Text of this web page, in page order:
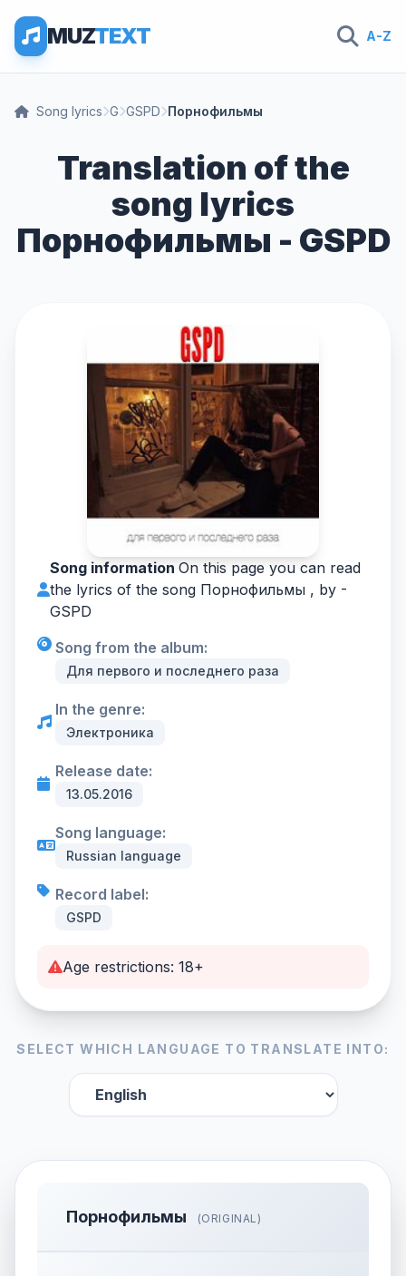
MUZTEXT A-Z
Song lyrics G GSPD Порнофильмы
Translation of the
song lyrics
Порнофильмы - GSPD
Song information On this page you can read
the lyrics of the song Порнофильмы , by -
GSPD
Song from the album:
Для первого и последнего раза
In the genre:
Электроника
Release date:
13.05.2016
Song language:
Russian language
Record label:
GSPD
Age restrictions: 18+
SELECT WHICH LANGUAGE TO TRANSLATE INTO:
Порнофильмы (ORIGINAL)